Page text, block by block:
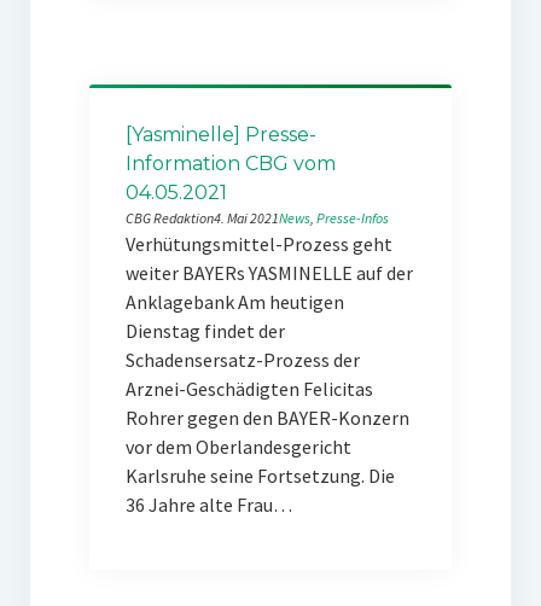
[Yasminelle] Presse-
Information CBG vom
04.05.2021
CBG Redaktion4. Mai 2021News, Presse-Infos
Verhütungsmittel-Prozess geht
weiter BAYERs YASMINELLE auf der
Anklagebank Am heutigen
Dienstag findet der
Schadensersatz-Prozess der
Arznei-Geschädigten Felicitas
Rohrer gegen den BAYER-Konzern
vor dem Oberlandesgericht
Karlsruhe seine Fortsetzung. Die
36 Jahre alte Frau…